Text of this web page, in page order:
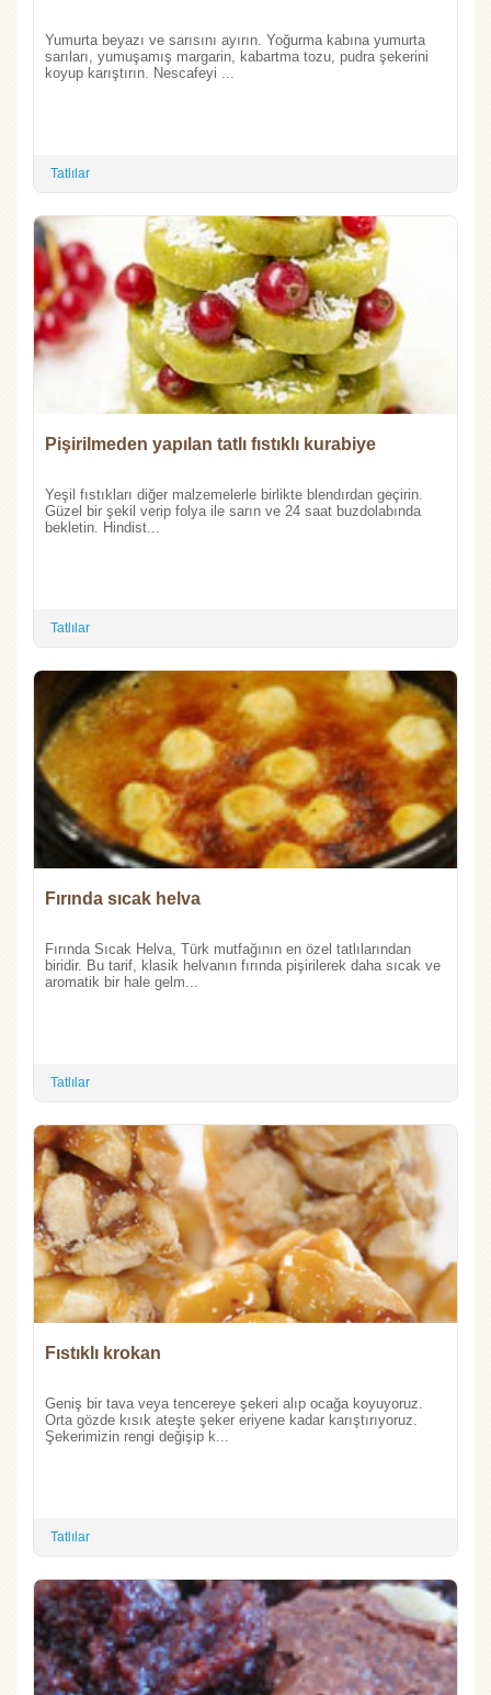
Yumurta beyazı ve sarısını ayırın. Yoğurma kabına yumurta
sarıları, yumuşamış margarin, kabartma tozu, pudra şekerini
koyup karıştırın. Nescafeyi ...
Tatlılar
Pişirilmeden yapılan tatlı fıstıklı kurabiye
Yeşil fıstıkları diğer malzemelerle birlikte blendırdan geçirin.
Güzel bir şekil verip folya ile sarın ve 24 saat buzdolabında
bekletin. Hindist...
Tatlılar
Fırında sıcak helva
Fırında Sıcak Helva, Türk mutfağının en özel tatlılarından
biridir. Bu tarif, klasik helvanın fırında pişirilerek daha sıcak ve
aromatik bir hale gelm...
Tatlılar
Fıstıklı krokan
Geniş bir tava veya tencereye şekeri alıp ocağa koyuyoruz.
Orta gözde kısık ateşte şeker eriyene kadar karıştırıyoruz.
Şekerimizin rengi değişip k...
Tatlılar